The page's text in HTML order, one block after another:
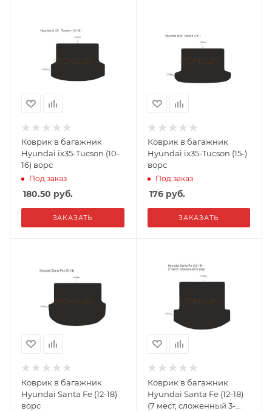
Коврик в багажник
Hyundai ix35-Tucson (10-
16) ворс
Под заказ
180.50 руб.
ЗАКАЗАТЬ
Коврик в багажник
Hyundai ix35-Tucson (15-)
ворс
Под заказ
176руб.
ЗАКАЗАТЬ
Коврик в багажник
Hyundai Santa Fe (12-18)
ворс
Коврик в багажник
Hyundai Santa Fe (12-18)
(7 мест, сложенный 3-